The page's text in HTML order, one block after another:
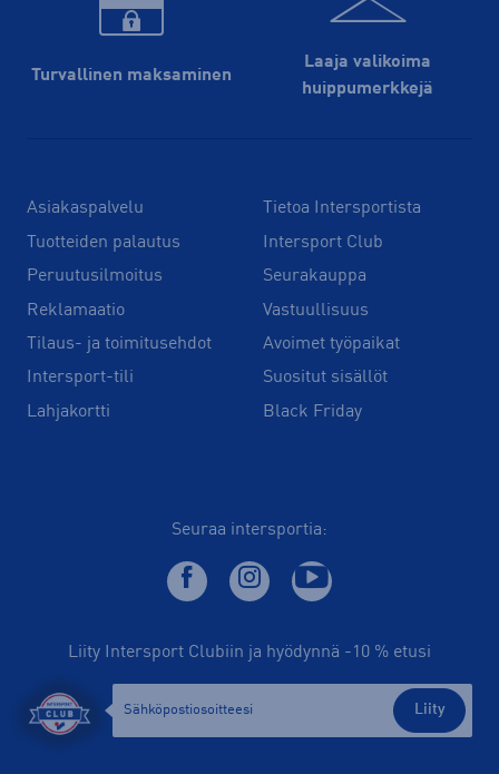
Turvallinen maksaminen
Laaja valikoima
huippu­merkkejä
Asiakaspalvelu
Tuotteiden palautus
Peruutusilmoitus
Reklamaatio
Tilaus- ja toimitusehdot
Intersport-tili
Lahjakortti
Tietoa Intersportista
Intersport Club
Seurakauppa
Vastuullisuus
Avoimet työpaikat
Suositut sisällöt
Black Friday
Seuraa intersportia:
Liity Intersport Clubiin ja hyödynnä -10 % etusi
Liity